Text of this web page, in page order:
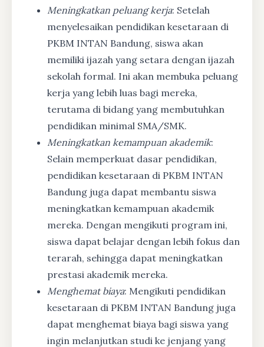
Meningkatkan peluang kerja: Setelah
menyelesaikan pendidikan kesetaraan di
PKBM INTAN Bandung, siswa akan
memiliki ijazah yang setara dengan ijazah
sekolah formal. Ini akan membuka peluang
kerja yang lebih luas bagi mereka,
terutama di bidang yang membutuhkan
pendidikan minimal SMA/SMK.
Meningkatkan kemampuan akademik:
Selain memperkuat dasar pendidikan,
pendidikan kesetaraan di PKBM INTAN
Bandung juga dapat membantu siswa
meningkatkan kemampuan akademik
mereka. Dengan mengikuti program ini,
siswa dapat belajar dengan lebih fokus dan
terarah, sehingga dapat meningkatkan
prestasi akademik mereka.
Menghemat biaya: Mengikuti pendidikan
kesetaraan di PKBM INTAN Bandung juga
dapat menghemat biaya bagi siswa yang
ingin melanjutkan studi ke jenjang yang